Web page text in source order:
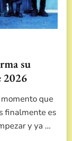
su
2026
que
finalmente es
y ya …